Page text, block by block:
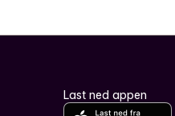
Last ned appen